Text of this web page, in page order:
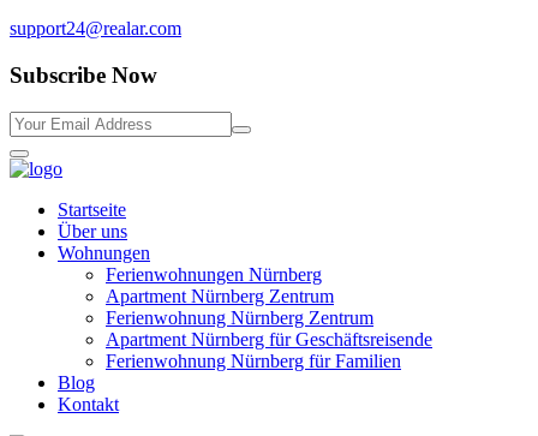
support24@realar.com
Subscribe Now
Startseite
Über uns
Wohnungen
Ferienwohnungen Nürnberg
Apartment Nürnberg Zentrum
Ferienwohnung Nürnberg Zentrum
Apartment Nürnberg für Geschäftsreisende
Ferienwohnung Nürnberg für Familien
Blog
Kontakt